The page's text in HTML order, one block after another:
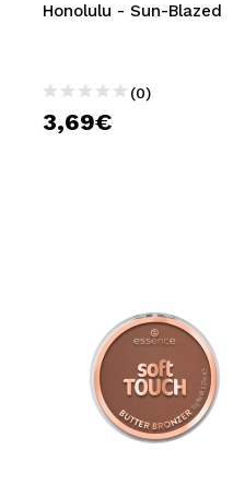
Honolulu - Sun-Blazed
(0)
3,69€